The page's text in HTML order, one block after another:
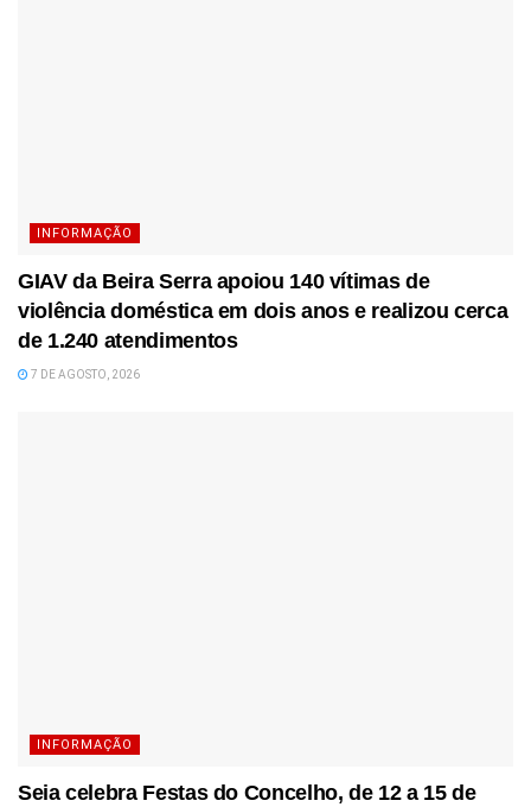
INFORMAÇÃO
GIAV da Beira Serra apoiou 140 vítimas de
violência doméstica em dois anos e realizou cerca
de 1.240 atendimentos
7 DE AGOSTO, 2026
INFORMAÇÃO
Seia celebra Festas do Concelho, de 12 a 15 de